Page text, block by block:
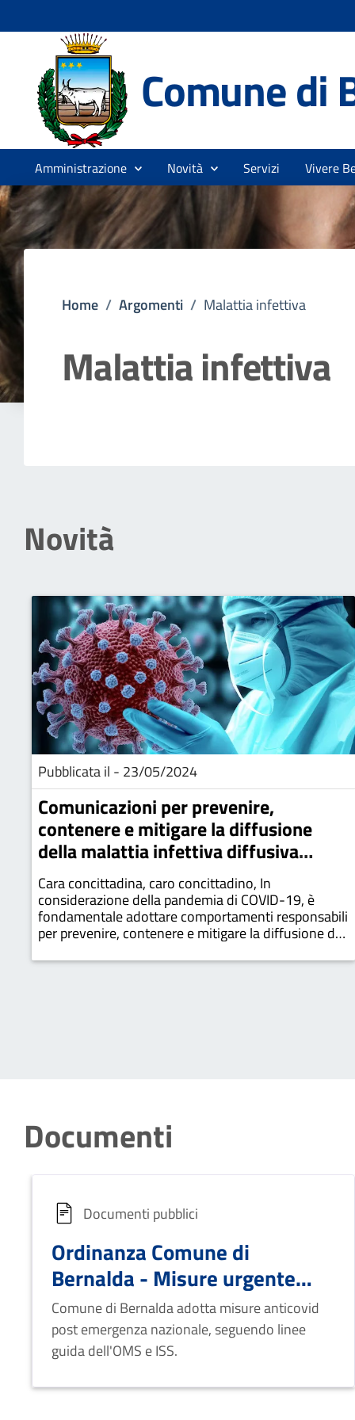
Comune di
Amministrazione Novità Servizi Vivere
Home / Argomenti / Malattia infettiva
Malattia infettiva
Novità
Pubblicata il - 23/05/2024
Comunicazioni per prevenire,
contenere e mitigare la diffusione
della malattia infettiva diffusiva
covid-19
Cara concittadina, caro concittadino, In
considerazione della pandemia di COVID-19, è
fondamentale adottare comportamenti responsabili
per prevenire, contenere e mitigare la diffusione del
Documenti
Documenti pubblici
Ordinanza Comune di
Bernalda - Misure urgente
anti COVID-19
Comune di Bernalda adotta misure anticovid
post emergenza nazionale, seguendo linee
guida dell'OMS e ISS.